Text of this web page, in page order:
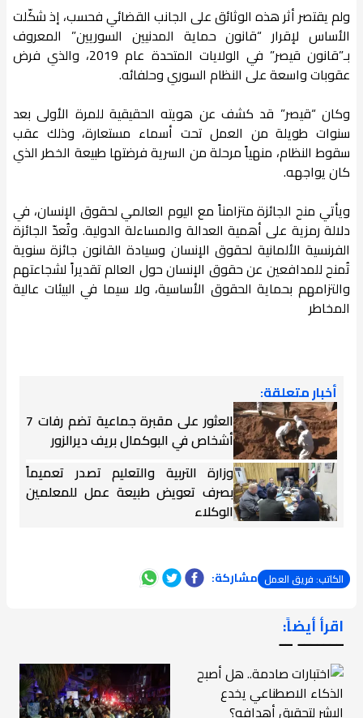
ولم يقتصر أثر هذه الوثائق على الجانب القضائي فحسب، إذ شكّلت
الأساس لإقرار “قانون حماية المدنيين السوريين” المعروف
بـ”قانون قيصر” في الولايات المتحدة عام 2019، والذي فرض
عقوبات واسعة على النظام السوري وحلفائه.
وكان “قيصر” قد كشف عن هويته الحقيقية للمرة الأولى بعد
سنوات طويلة من العمل تحت أسماء مستعارة، وذلك عقب
سقوط النظام، منهياً مرحلة من السرية فرضتها طبيعة الخطر الذي
كان يواجهه.
ويأتي منح الجائزة متزامناً مع اليوم العالمي لحقوق الإنسان، في
دلالة رمزية على أهمية العدالة والمساءلة الدولية. وتُعدّ الجائزة
الفرنسية الألمانية لحقوق الإنسان وسيادة القانون جائزة سنوية
تُمنح للمدافعين عن حقوق الإنسان حول العالم تقديراً لشجاعتهم
والتزامهم بحماية الحقوق الأساسية، ولا سيما في البيئات عالية
المخاطر
أخبار متعلقة:
العثور على مقبرة جماعية تضم رفات 7
أشخاص في البوكمال بريف ديرالزور
وزارة التربية والتعليم تصدر تعميماً
بصرف تعويض طبيعة عمل للمعلمين
الوكلاء
الكاتب: فريق العمل مشاركة:
اقرأ أيضاً:
ـــــــ ــ